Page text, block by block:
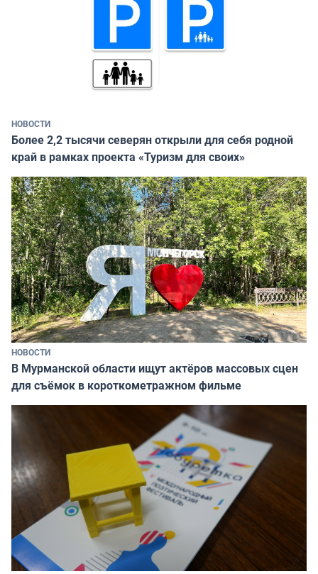
НОВОСТИ
Более 2,2 тысячи северян открыли для себя родной
край в рамках проекта «Туризм для своих»
НОВОСТИ
В Мурманской области ищут актёров массовых сцен
для съёмок в короткометражном фильме